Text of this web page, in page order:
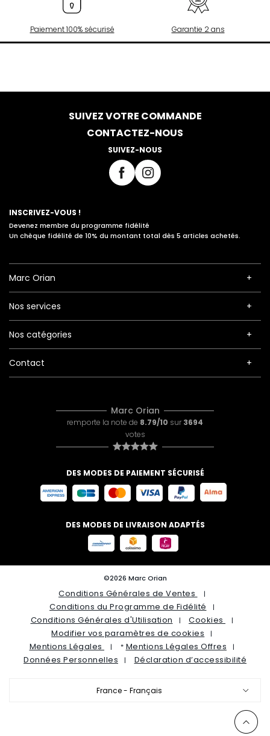
Paiement 100% sécurisé Garantie 2 ans
SUIVEZ VOTRE COMMANDE
CONTACTEZ-NOUS
SUIVEZ-NOUS
INSCRIVEZ-VOUS !
Devenez membre du programme fidélité
Un chèque fidélité de 10% du montant total dès 5 articles achetés.
Marc Orian
Nos services
Nos catégories
Contact
Marc Orian
remporte la note de 8.79/10 sur 3694
votes
DES MODES DE PAIEMENT SÉCURISÉ
DES MODES DE LIVRAISON ADAPTÉS
©2026 Marc Orian
Conditions Générales de Ventes
Conditions du Programme de Fidélité
Conditions Générales d'Utilisation
Cookies
Modifier vos paramètres de cookies
Mentions Légales
* Mentions Légales Offres
Données Personnelles
Déclaration d’accessibilité
France - Français